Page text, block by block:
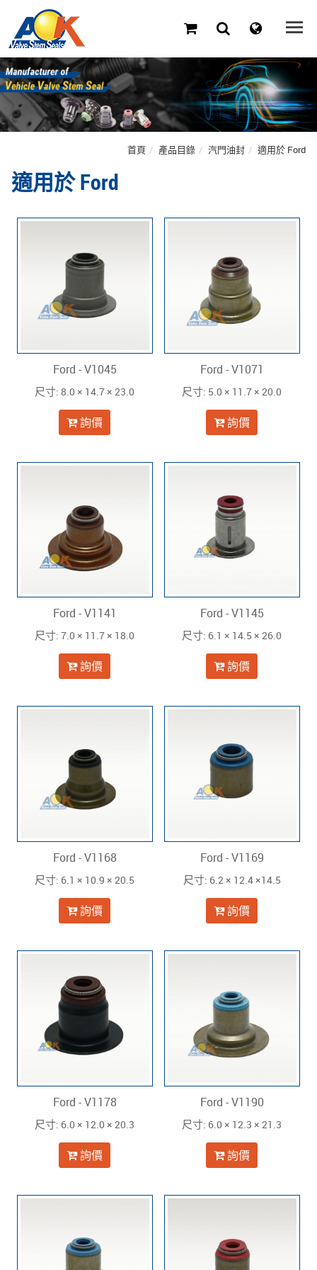
首頁 產品目錄 汽門油封 適用於 Ford
適用於 Ford
Ford - V1045
尺寸: 8.0 × 14.7 × 23.0
詢價
Ford - V1071
尺寸: 5.0 × 11.7 × 20.0
詢價
Ford - V1141
尺寸: 7.0 × 11.7 × 18.0
詢價
Ford - V1145
尺寸: 6.1 × 14.5 × 26.0
詢價
Ford - V1168
尺寸: 6.1 × 10.9 × 20.5
詢價
Ford - V1169
尺寸: 6.2 × 12.4 ×14.5
詢價
Ford - V1178
尺寸: 6.0 × 12.0 × 20.3
詢價
Ford - V1190
尺寸: 6.0 × 12.3 × 21.3
詢價